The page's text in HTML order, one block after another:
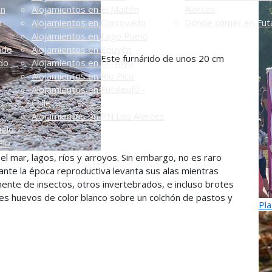
Alojamientos en El Maitén
Alojamientos en Corcovado
Alojamientos en Lago Puelo
Alojamientos en Epuyén
Alojamientos en El Hoyo
Alojamientos en Río Pico
Alojamientos en Futaleufú -
Chile
Alojamientos en PN Los Alerces
Dónde comer en
Este furnárido de unos 20 cm
mar, lagos, ríos y arroyos. Sin embargo, no es raro
la época reproductiva levanta sus alas mientras
de insectos, otros invertebrados, e incluso brotes
huevos de color blanco sobre un colchón de pastos y